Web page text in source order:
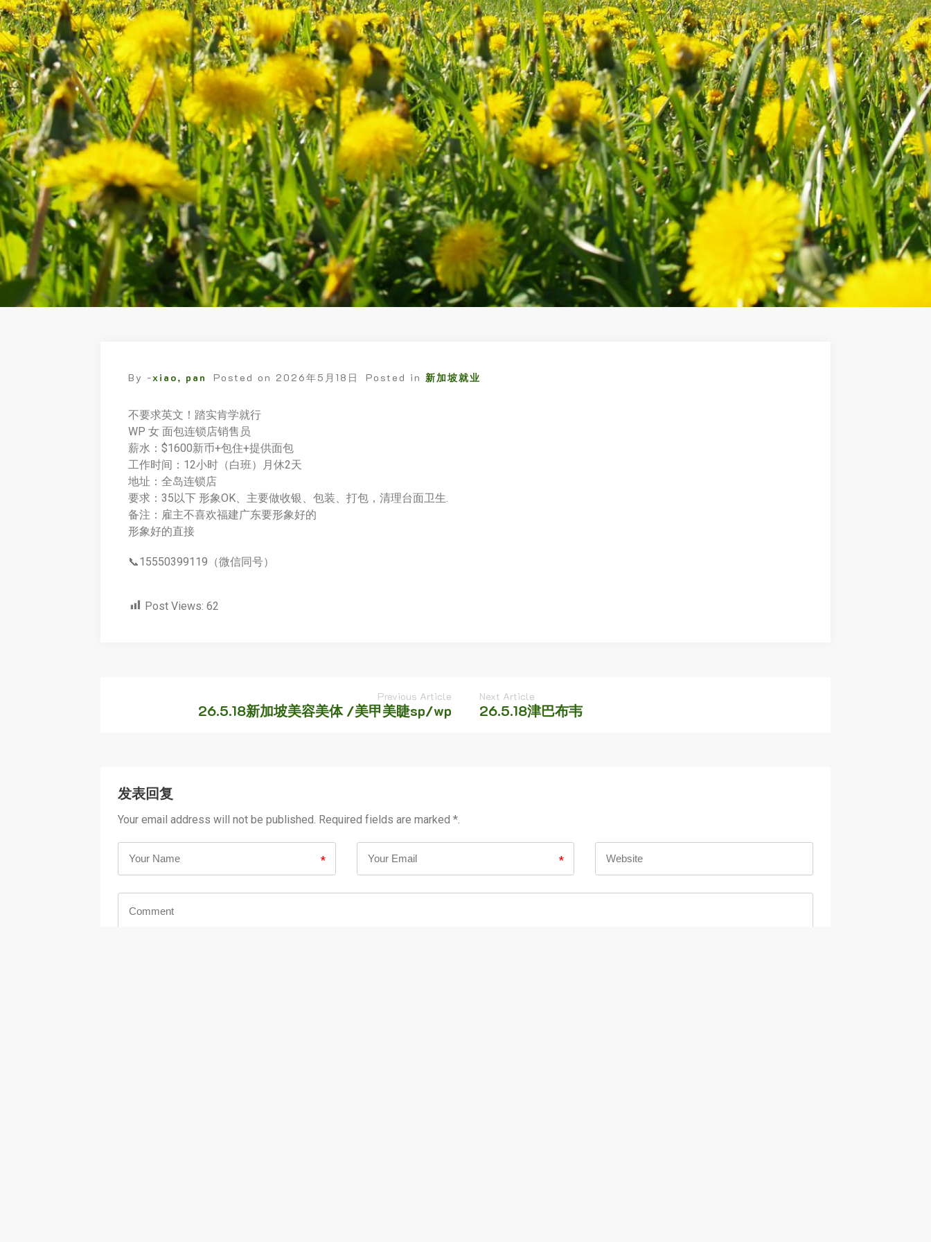
By -xiao, pan Posted on 2026年5月18日 Posted in 新加坡就业
不要求英文！踏实肯学就行
WP 女 面包连锁店销售员
薪水：$1600新币+包住+提供面包
工作时间：12小时（白班）月休2天
地址：全岛连锁店
要求：35以下 形象OK、主要做收银、包装、打包，清理台面卫生.
备注：雇主不喜欢福建广东要形象好的
形象好的直接
📞15550399119（微信同号）
Post Views: 62
Previous Article
26.5.18新加坡美容美体 /美甲美睫sp/wp
Next Article
26.5.18津巴布韦
发表回复
Your email address will not be published. Required fields are marked *.
* *